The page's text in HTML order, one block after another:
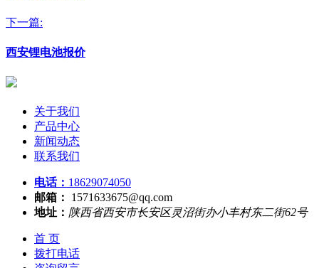
下一篇:
西安锂电池报价
关于我们
产品中心
新闻动态
联系我们
电话： 18629074050
邮箱：
1571633675@qq.com
地址： 陕西省西安市长安区灵沼街办小丰村东二街62号
首 页
拨打电话